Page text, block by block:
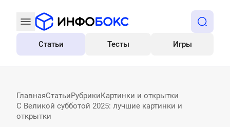
Все
Статьи Тесты Игры
ГлавнаяСтатьиРубрикиКартинки и открытки
С Великой субботой 2025: лучшие картинки и
открытки